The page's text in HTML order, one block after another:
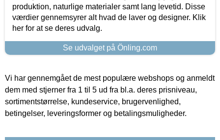
produktion, naturlige materialer samt lang levetid. Disse
værdier gennemsyrer alt hvad de laver og designer. Klik
her for at se deres udvalg.
Se udvalget på Önling.com
Vi har gennemgået de mest populære webshops og anmeldt
dem med stjerner fra 1 til 5 ud fra bl.a. deres prisniveau,
sortimentstørrelse, kundeservice, brugervenlighed,
betingelser, leveringsformer og betalingsmuligheder.